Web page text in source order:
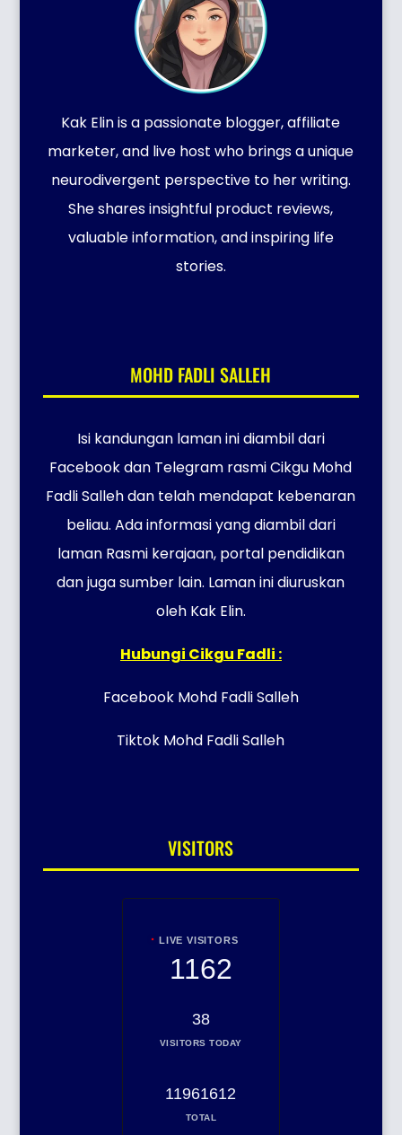
Kak Elin is a passionate blogger, affiliate
marketer, and live host who brings a unique
neurodivergent perspective to her writing.
She shares insightful product reviews,
valuable information, and inspiring life
stories.
MOHD FADLI SALLEH
Isi kandungan laman ini diambil dari
Facebook dan Telegram rasmi Cikgu Mohd
Fadli Salleh dan telah mendapat kebenaran
beliau. Ada informasi yang diambil dari
laman Rasmi kerajaan, portal pendidikan
dan juga sumber lain. Laman ini diuruskan
oleh Kak Elin.
Hubungi Cikgu Fadli :
Facebook Mohd Fadli Salleh
Tiktok Mohd Fadli Salleh
VISITORS
LIVE VISITORS
1162
38
VISITORS TODAY
11961612
TOTAL